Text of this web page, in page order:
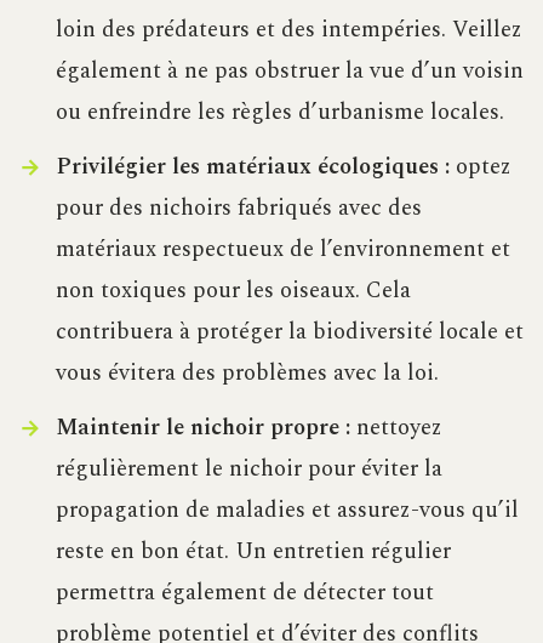
loin des prédateurs et des intempéries. Veillez
également à ne pas obstruer la vue d’un voisin
ou enfreindre les règles d’urbanisme locales.
Privilégier les matériaux écologiques :optez
pour des nichoirs fabriqués avec des
matériaux respectueux de l’environnement et
non toxiques pour les oiseaux. Cela
contribuera à protéger la biodiversité locale et
vous évitera des problèmes avec la loi.
Maintenir le nichoir propre :nettoyez
régulièrement le nichoir pour éviter la
propagation de maladies et assurez-vous qu’il
reste en bon état. Un entretien régulier
permettra également de détecter tout
problème potentiel et d’éviter des conflits